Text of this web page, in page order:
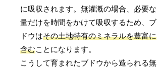
に吸収されます。無灌漑の場合、必要な
量だけを時間をかけて吸収するため、ブ
ドウはその土地特有のミネラルを豊富に
含むことになります。
こうして育まれたブドウから造られる無